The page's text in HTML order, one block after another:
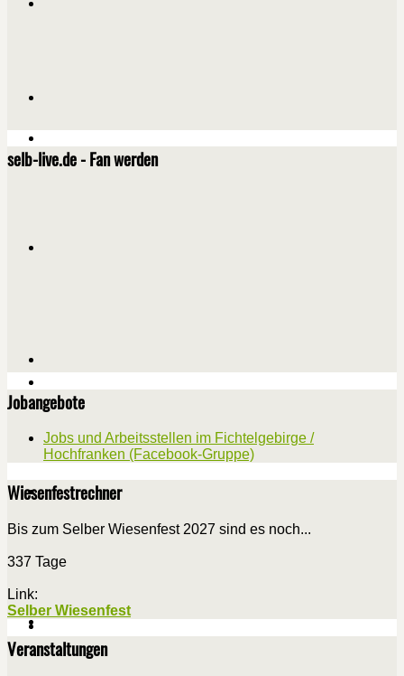
selb-live.de - Fan werden
Jobangebote
Jobs und Arbeitsstellen im Fichtelgebirge /
Hochfranken (Facebook-Gruppe)
Wiesenfestrechner
Bis zum Selber Wiesenfest 2027 sind es noch...
337 Tage
Link:
Selber Wiesenfest
Veranstaltungen